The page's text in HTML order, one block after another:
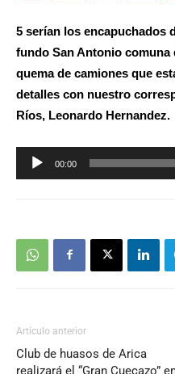
5 serían los encapuchados
fundo San Antonio comuna
quema de camiones que
detalles con nuestro
Ríos, Leonardo Hernandez.
Reproductor
00:00
Artículo anterior
Club de huasos de Arica
realizará el “Gran Cuecazo”